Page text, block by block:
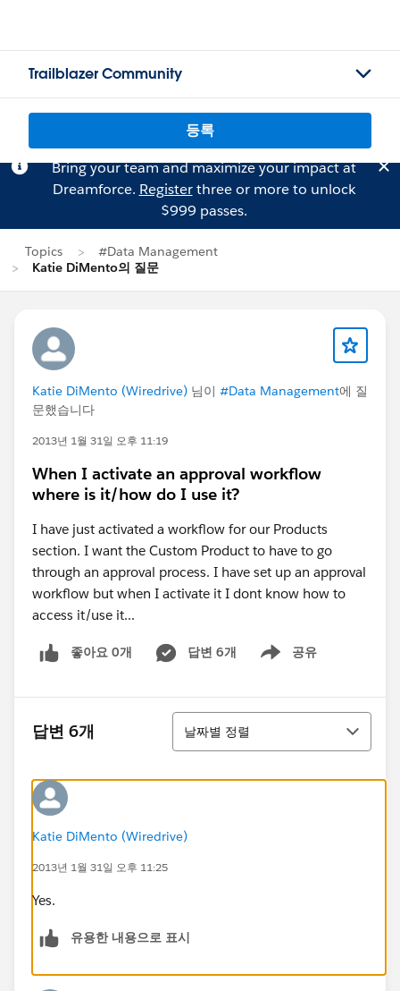
Trailblazer Community
등록
Bring your team and maximize your impact at
Dreamforce. Registerthree or more to unlock
$999 passes.
Topics
#Data Management
Katie DiMento의 질문
Katie DiMento (Wiredrive) 님이 #Data Management에 질
문했습니다
2013년 1월 31일 오후 11:19
When I activate an approval workflow
where is it/how do I use it?
I have just activated a workflow for our Products
section. I want the Custom Product to have to go
through an approval process. I have set up an approval
workflow but when I activate it I dont know how to
access it/use it...
좋아요 0개 답변 6개 공유
Show menu
답변 6개
정렬
날짜별 정렬
Katie DiMento (Wiredrive)
2013년 1월 31일 오후 11:25
Yes.
유용한 내용으로 표시